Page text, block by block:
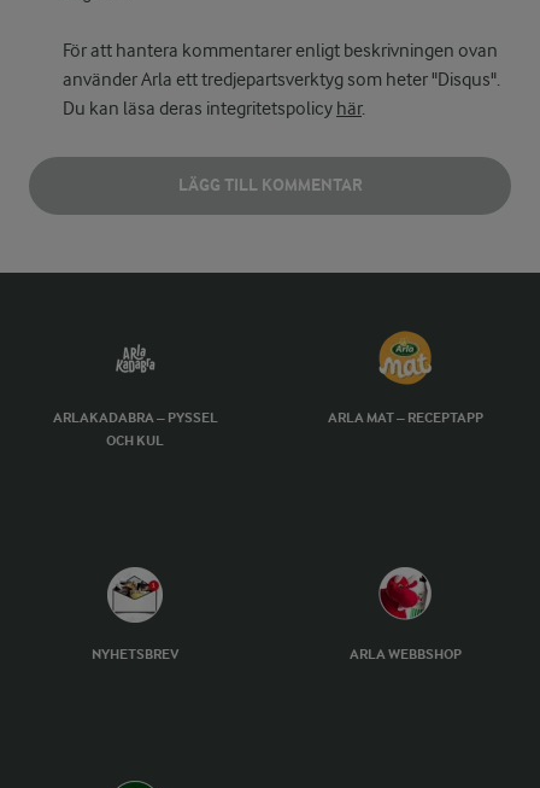
För att hantera kommentarer enligt beskrivningen ovan
använder Arla ett tredjepartsverktyg som heter "Disqus".
Du kan läsa deras integritetspolicy här.
LÄGG TILL KOMMENTAR
ARLAKADABRA – PYSSEL
OCH KUL
ARLA MAT – RECEPTAPP
NYHETSBREV ARLA WEBBSHOP